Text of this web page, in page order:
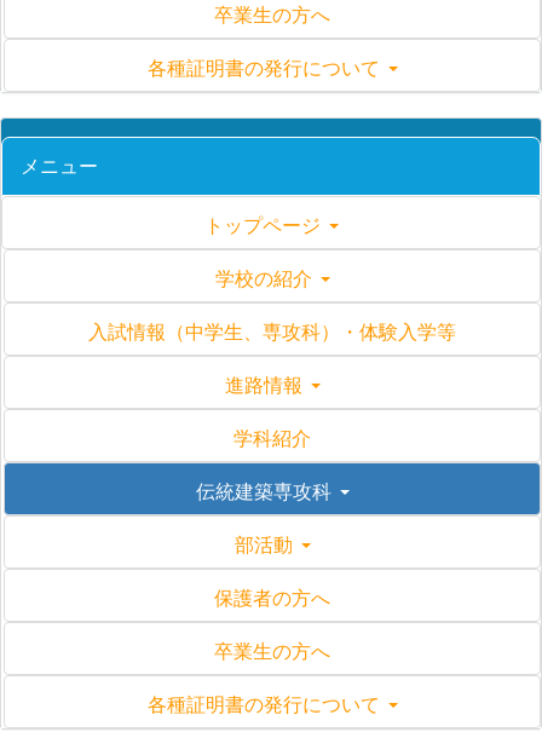
卒業生の方へ
各種証明書の発行について
メニュー
トップページ
学校の紹介
入試情報（中学生、専攻科）・体験入学等
進路情報
学科紹介
伝統建築専攻科
部活動
保護者の方へ
卒業生の方へ
各種証明書の発行について